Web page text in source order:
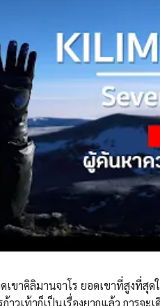
ขาคิลิมานจาโร ยอดเขาที่สูงที่สุ